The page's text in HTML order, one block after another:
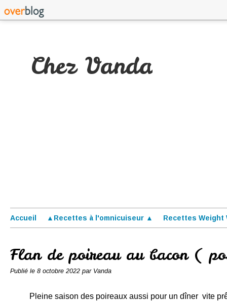
Chez Vanda
Accueil ▲Recettes à l'omnicuiseur ▲ Recettes Weight
Flan de poireau au bacon (
Publié le 8 octobre 2022 par Vanda
Pleine saison des poireaux aussi pour un dîner vite